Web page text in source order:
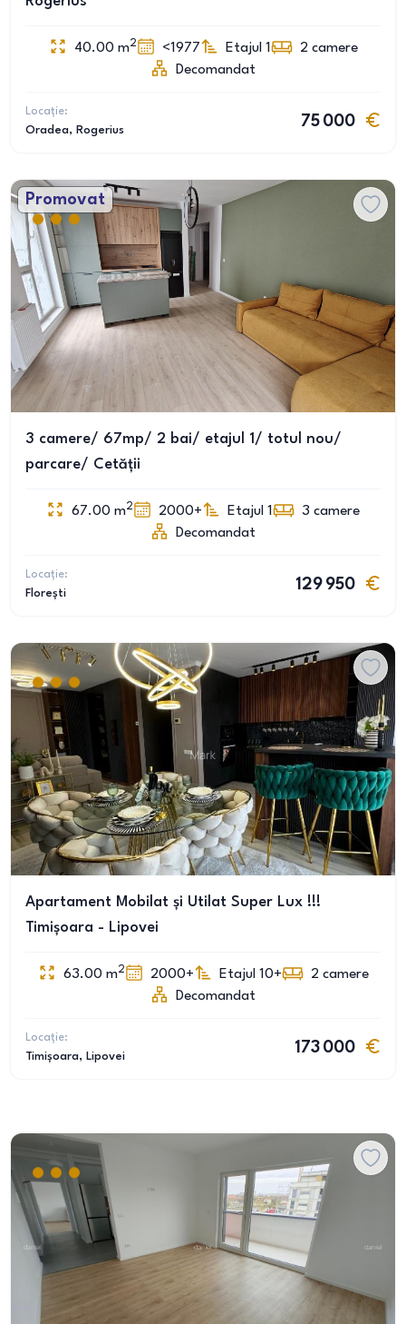
40.00 m2 <1977 Etajul 1 2 camere
Decomandat
Locație:
Oradea, Rogerius
75 000
Promovat
3 camere/ 67mp/ 2 bai/ etajul 1/ totul nou/
parcare/ Cetății
67.00 m2 2000+ Etajul 1 3 camere
Decomandat
Locație:
Florești
129 950
Apartament Mobilat și Utilat Super Lux !!!
Timișoara - Lipovei
63.00 m2 2000+ Etajul 10+ 2 camere
Decomandat
Locație:
Timișoara, Lipovei
173 000